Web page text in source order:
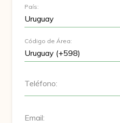
País:
Código de Área:
Teléfono:
Email: